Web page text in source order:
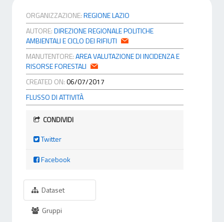
ORGANIZZAZIONE:REGIONE LAZIO
AUTORE:DIREZIONE REGIONALE POLITICHE
AMBIENTALI E CICLO DEI RIFIUTI
MANUTENTORE:AREA VALUTAZIONE DI INCIDENZA E
RISORSE FORESTALI
CREATED ON:06/07/2017
FLUSSO DI ATTIVITÀ
CONDIVIDI
Twitter
Facebook
Dataset
Gruppi